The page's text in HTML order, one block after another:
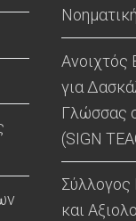
Ανοιχτός
για
Γλώσσας
(SIGN
και